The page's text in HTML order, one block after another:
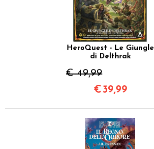
HeroQuest - Le Giungle
di Delthrak
€ 49,99
€39,99